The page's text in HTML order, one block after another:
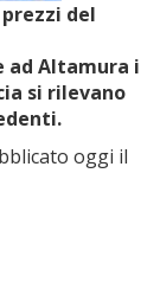
del
ad Altamura i
si rilevano
oggi il